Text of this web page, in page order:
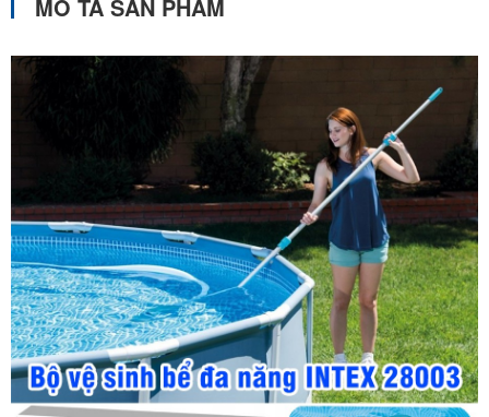
MÔ TẢ SẢN PHẨM